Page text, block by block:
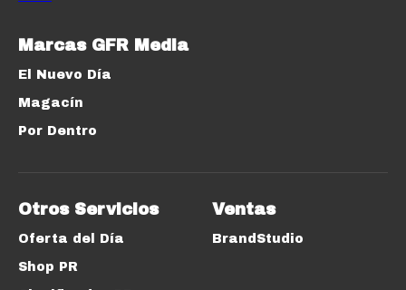
Marcas GFR Media
El Nuevo Día
Magacín
Por Dentro
Otros Servicios
Oferta del Día
Shop PR
Ventas
BrandStudio